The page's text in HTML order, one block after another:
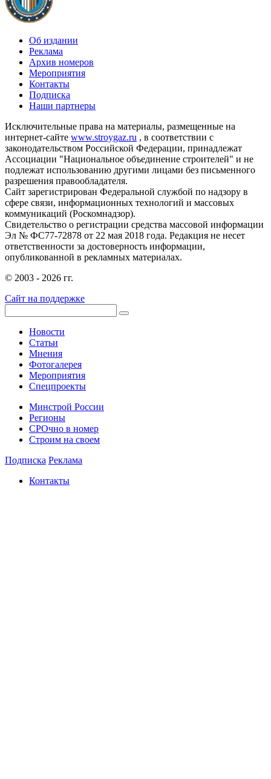
Об издании
Реклама
Архив номеров
Мероприятия
Контакты
Подписка
Наши партнеры
Исключительные права на материалы, размещенные на
интернет-сайте www.stroygaz.ru , в соответствии с
законодательством Российской Федерации, принадлежат
Ассоциации "Национальное объединение строителей" и не
подлежат использованию другими лицами без письменного
разрешения правообладателя.
Сайт зарегистрирован Федеральной службой по надзору в
сфере связи, информационных технологий и массовых
коммуникаций (Роскомнадзор).
Свидетельство о регистрации средства массовой информации
Эл № ФС77-72878 от 22 мая 2018 года. Редакция не несет
ответственности за достоверность информации,
опубликованной в рекламных материалах.
© 2003 - 2026 гг.
Сайт на поддержке
Новости
Статьи
Мнения
Фотогалерея
Мероприятия
Спецпроекты
Минстрой России
Регионы
СРОчно в номер
Строим на своем
Подписка Реклама
Контакты